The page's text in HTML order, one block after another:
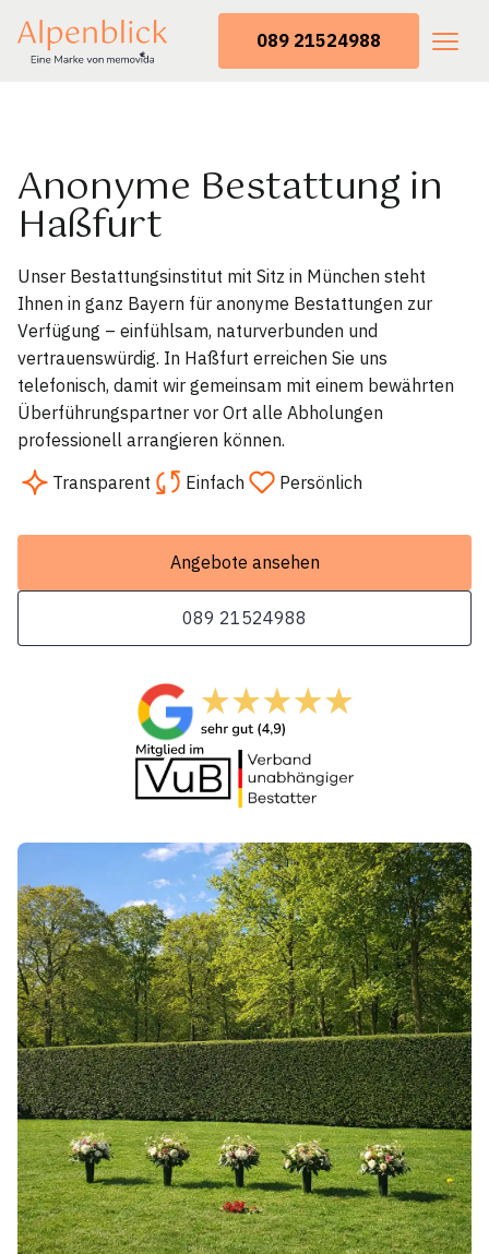
089 21524988
Anonyme Bestattung in
Haßfurt
Unser Bestattungsinstitut mit Sitz in München steht
Ihnen in ganz Bayern für anonyme Bestattungen zur
Verfügung – einfühlsam, naturverbunden und
vertrauenswürdig. In Haßfurt erreichen Sie uns
telefonisch, damit wir gemeinsam mit einem bewährten
Überführungspartner vor Ort alle Abholungen
professionell arrangieren können.
Transparent
Einfach Persönlich
Angebote ansehen
089 21524988